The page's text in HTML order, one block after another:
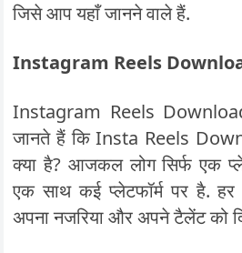
जिसे आप यहाँ जानने वाले हैं.
Instagram Reels
Instagram Reels
जानते हैं कि Insta Reels
क्या है? आजकल लोग सिर्फ एक
एक साथ कई प्लेटफॉर्म पर है. हर
अपना नजरिया और अपने टैलेंट को